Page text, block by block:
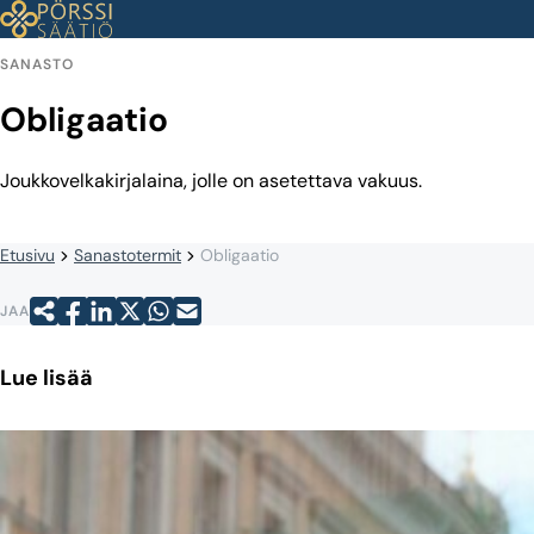
Siirry
sisältöön
SANASTO
Obligaatio
Joukkovelkakirjalaina, jolle on asetettava vakuus.
Etusivu Sanastotermit Obligaatio
JAA
Lue lisää